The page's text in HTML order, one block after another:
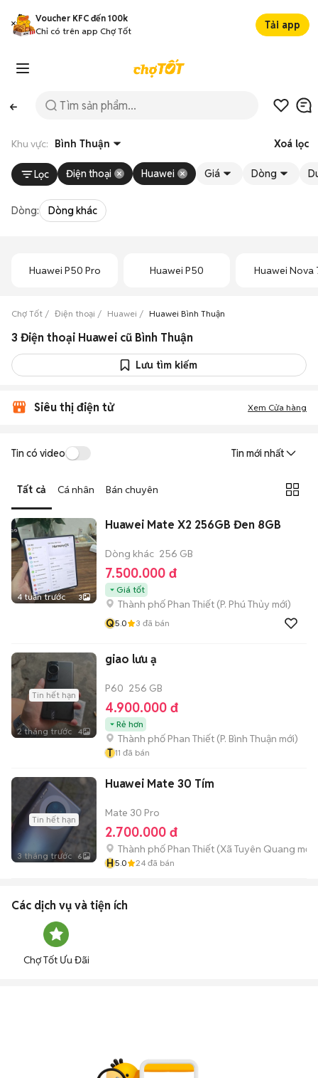
Voucher KFC đến 100k
Chỉ có trên app Chợ Tốt
Tải app
Khu vực: Bình Thuận Xoá lọc
Lọc Điện thoại Huawei Giá Dòng
Dòng: Dòng khác
Huawei P50 Pro Huawei P50 Huawei Nova
Chợ Tốt Điện thoại Huawei Huawei Bình Thuận
3 Điện thoại Huawei cũ Bình Thuận
Lưu tìm kiếm
Siêu thị điện tử Xem Cửa hàng
Tin có video Tin mới nhất
Tất cả Cá nhân Bán chuyên
4 tuần trước 3
Huawei Mate X2 256GB Đen 8GB
Dòng khác 256 GB
7.500.000 đ
Giá tốt
Thành phố Phan Thiết (P. Phú Thủy mới)
Q5.0 3 đã bán
Tin hết hạn
2 tháng trước 4
giao lưu ạ
P60 256 GB
4.900.000 đ
Rẻ hơn
Thành phố Phan Thiết (P. Bình Thuận mới)
T 11 đã bán
Tin hết hạn
3 tháng trước 6
Huawei Mate 30 Tím
Mate 30 Pro
2.700.000 đ
Thành phố Phan Thiết (Xã Tuyên Quang mới)
H5.0 24 đã bán
Các dịch vụ và tiện ích
Chợ Tốt Ưu Đãi